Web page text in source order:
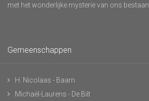
met het wonderlijke mysterie van ons bestaan.
Gemeenschappen
H. Nicolaas - Baarn
Michaël-Laurens - De Bilt